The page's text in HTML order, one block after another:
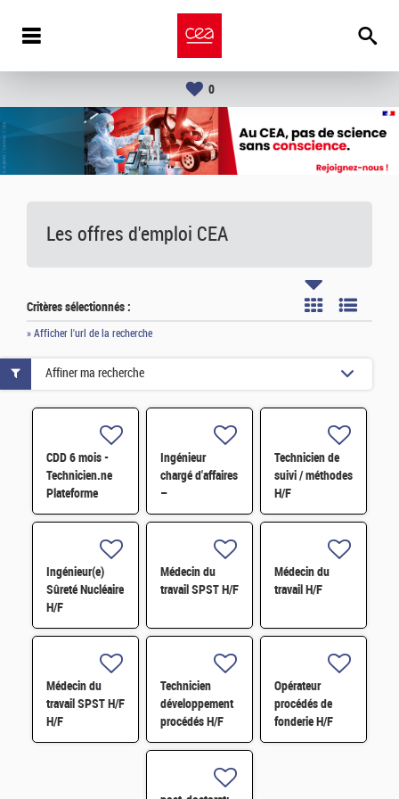
0
Les offres d'emploi CEA
Critères sélectionnés :
» Afficher l'url de la recherche
CDD 6 mois -
Technicien.ne
Plateforme
Procédés
Additive H/F
Ingénieur
chargé d'affaires
–
Assainissement
Nucléaire H/F
Technicien de
suivi / méthodes
H/F
Ingénieur(e)
Sûreté Nucléaire
H/F
Médecin du
travail SPST H/F
Médecin du
travail H/F
Médecin du
travail SPST H/F
H/F
Technicien
développement
procédés H/F
Opérateur
procédés de
fonderie H/F
Affiner ma recherche